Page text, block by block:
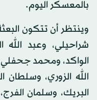
بالمعسكر اليوم.
شراحيلي، وعبد الله
الواكد، ومحمد
الله الزوري، وسلطان
البريك، وسلمان